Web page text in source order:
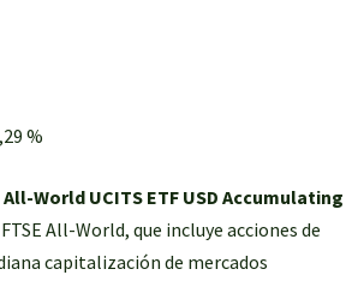
%
All-World UCITS ETF USD Accumulating
All-World, que incluye acciones de
capitalización de mercados